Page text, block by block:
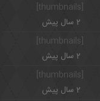
[thumbnails]
2 سال پیش
2 سال پیش
[thumbnails]
2 سال پیش